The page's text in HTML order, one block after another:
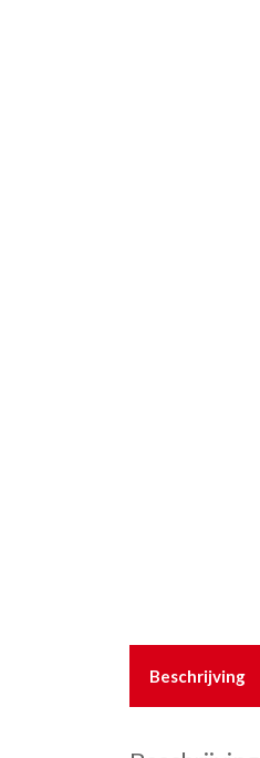
Beschrijving